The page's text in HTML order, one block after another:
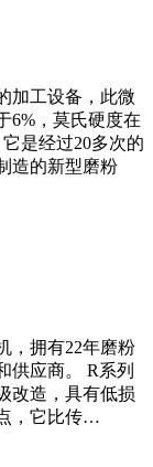
加工设备，此微
6%，莫氏硬度在
是经过20多次的
造的新型磨粉
，拥有22年磨粉
供应商。 R系列
改造，具有低损
，它比传…